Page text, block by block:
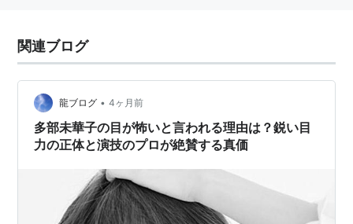
関連ブログ
龍ブログ • 4ヶ月前
多部未華子の目が怖いと言われる理由は？鋭い目
力の正体と演技のプロが絶賛する真価